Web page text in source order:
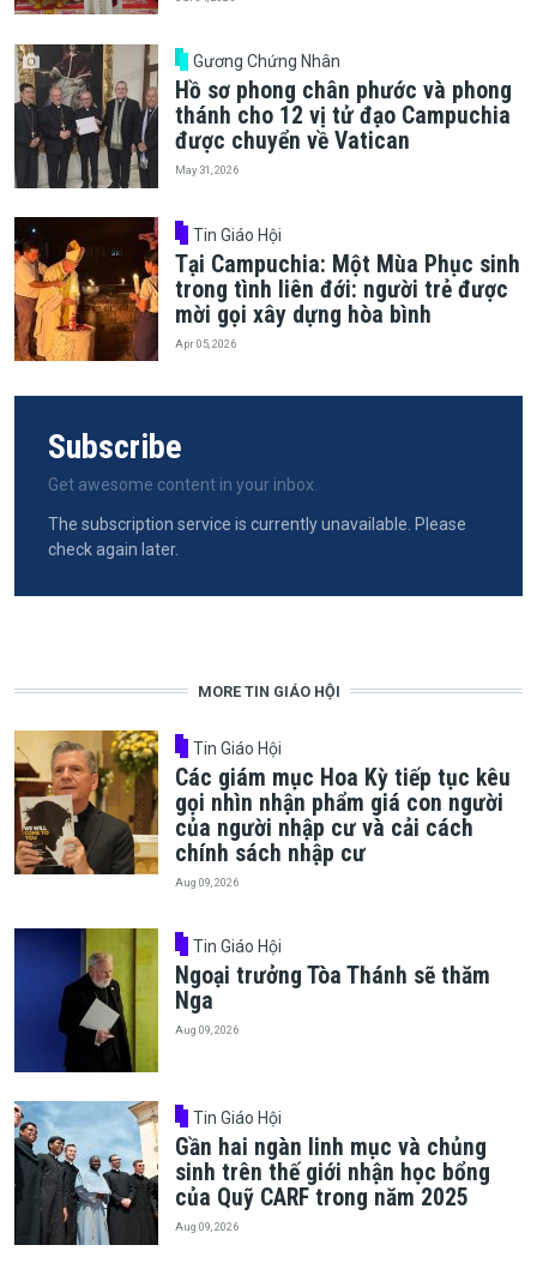
Gương Chứng Nhân
Hồ sơ phong chân phước và phong
thánh cho 12 vị tử đạo Campuchia
được chuyển về Vatican
May 31, 2026
Tin Giáo Hội
Tại Campuchia: Một Mùa Phục sinh
trong tình liên đới: người trẻ được
mời gọi xây dựng hòa bình
Apr 05, 2026
Subscribe
Get awesome content in your inbox.
The subscription service is currently unavailable. Please
check again later.
MORE TIN GIÁO HỘI
Tin Giáo Hội
Các giám mục Hoa Kỳ tiếp tục kêu
gọi nhìn nhận phẩm giá con người
của người nhập cư và cải cách
chính sách nhập cư
Aug 09, 2026
Tin Giáo Hội
Ngoại trưởng Tòa Thánh sẽ thăm
Nga
Aug 09, 2026
Tin Giáo Hội
Gần hai ngàn linh mục và chủng
sinh trên thế giới nhận học bổng
của Quỹ CARF trong năm 2025
Aug 09, 2026